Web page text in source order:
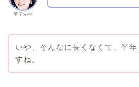
夢子先生
いや、そんなに長くなくて、半
すね。